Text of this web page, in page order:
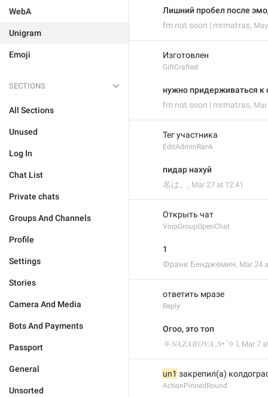
WebA
Unigram
Emoji
SECTIONS
All Sections
Unused
Log In
Chat List
Private chats
Groups And Channels
Profile
Settings
Stories
Camera And Media
Bots And Payments
Passport
General
Unsorted
Лишний пробел после
fm not soon | mrmatras,
Изготовлен
GiftCrafted
нужно придерживаться к
fm not soon | mrmatras,
Тег участника
EditAdminRank
пидар нахуй
名は。 , Mar 27 at 12:41
Открыть чат
VoipGroupOpenChat
1
Франк Бенджемин, Mar 24
ответить мразе
Reply
Огоо, это топ
⛧𝑁𝐴𝑍𝐴𝑅𝑂𝑉𝐴.𝑁• ′✧ l, Mar 7
un1 закрепил(а)
ActionPinnedRound